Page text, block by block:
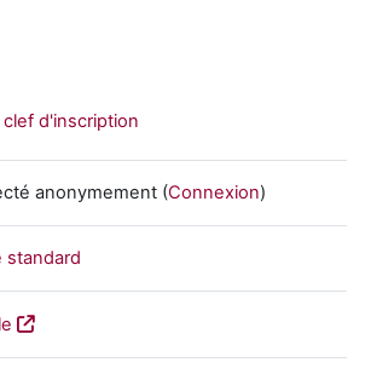
d'inscription
anonymement (Connexion)
standard